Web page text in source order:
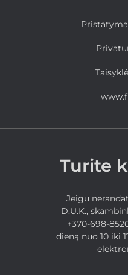
Turite
Jeigu
D.U.K.,
+370-698-
dieną nuo 10 iki